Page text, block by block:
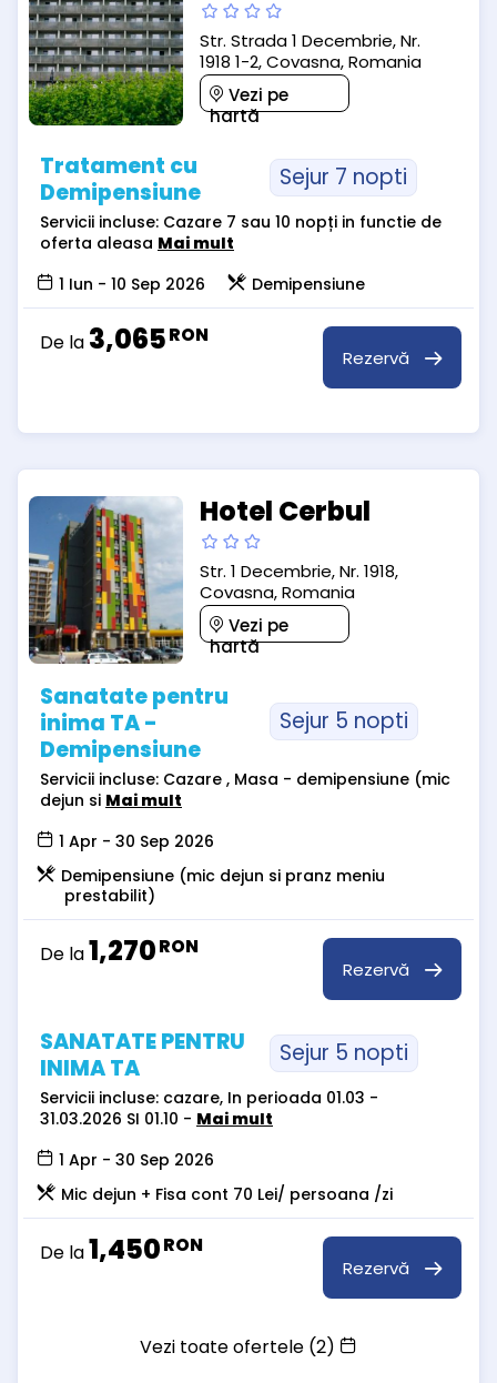
Str. Strada 1 Decembrie, Nr.
1918 1-2, Covasna, Romania
Vezi pe
hartă
Tratament cu
Demipensiune
Sejur 7 nopti
Servicii incluse: Cazare 7 sau 10 nopți in functie de
oferta aleasa Mai mult
1 Iun - 10 Sep 2026
Demipensiune
De la 3,065RON
Rezervă
Hotel Cerbul
Str. 1 Decembrie, Nr. 1918,
Covasna, Romania
Vezi pe
hartă
Sanatate pentru
inima TA -
Demipensiune
Sejur 5 nopti
Servicii incluse: Cazare , Masa - demipensiune (mic
dejun si Mai mult
1 Apr - 30 Sep 2026
Demipensiune (mic dejun si pranz meniu
prestabilit)
De la1,270RON
Rezervă
SANATATE PENTRU
INIMA TA
Sejur 5 nopti
Servicii incluse: cazare, In perioada 01.03 -
31.03.2026 SI 01.10 - Mai mult
1 Apr - 30 Sep 2026
Mic dejun + Fisa cont 70 Lei/ persoana /zi
De la1,450RON
Rezervă
Vezi toate ofertele (2)